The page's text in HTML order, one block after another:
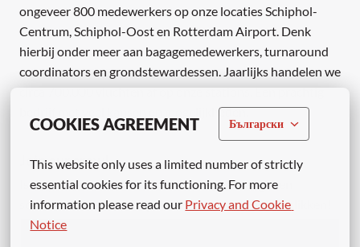
COOKIES AGREEMENT Български
This website only uses a limited number of strictly
essential cookies for its functioning. For more
information please read our Privacy and Cookie
Notice
ongeveer 800 medewerkers op onze locaties Schiphol-
Centrum, Schiphol-Oost en Rotterdam Airport. Denk
hierbij onder meer aan bagagemedewerkers, turnaround
coordinators en grondstewardessen. Jaarlijks handelen we
circa 700.000 vluchten af op onze stations. Een prachtig
bedrijf met veel kansen en mogelijkheden.
Join our crew!
Is dit jouw nieuwe baan? Wacht dan niet langer en
solliciteer direct door op de onderstaande link te klikken!